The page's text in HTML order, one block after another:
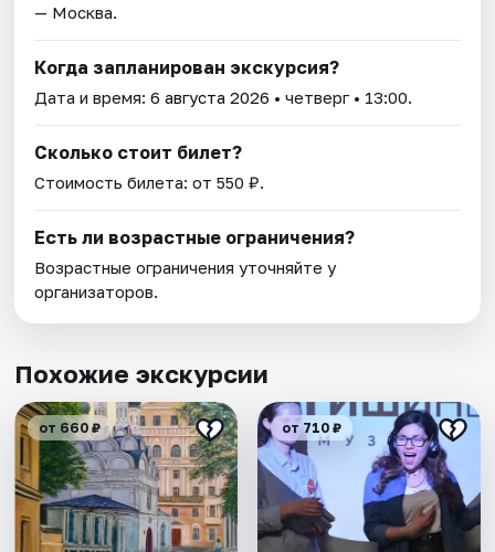
— Москва.
Когда запланирован экскурсия?
Дата и время:6 августа 2026 • четверг • 13:00.
Сколько стоит билет?
Стоимость билета: от 550 ₽.
Есть ли возрастные ограничения?
Возрастные ограничения уточняйте у
организаторов.
Похожие экскурсии
от 660 ₽ от 710 ₽